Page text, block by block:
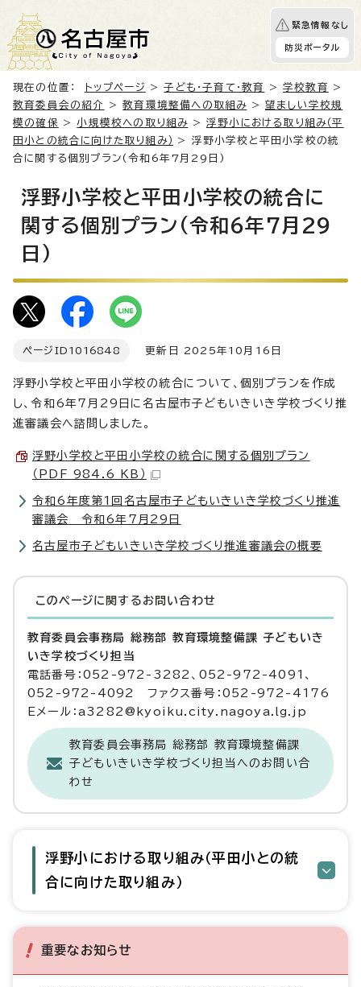
緊急情報なし
防災ポータル
現在の位置： トップページ >子ども・子育て・教育 >学校教育
>
教育委員会の紹介
>教育環境整備への取組み >望ましい学校規
模の確保 >小規模校への取り組み >浮野小における取り組み（平
田小との統合に向けた取り組み）
> 浮野小学校と平田小学校の統
合に関する個別プラン(令和6年7月29日)
浮野小学校と平田小学校の統合に
関する個別プラン(令和6年7月29
日)
ページID 1016848 更新日 2025年10月16日
浮野小学校と平田小学校の統合について、個別プランを作成
し、令和6年7月29日に名古屋市子どもいきいき学校づくり推
進審議会へ諮問しました。
浮野小学校と平田小学校の統合に関する個別プラン
（PDF 984.6 KB）
令和6年度第1回名古屋市子どもいきいき学校づくり推進
審議会 令和6年7月29日
名古屋市子どもいきいき学校づくり推進審議会の概要
このページに関する お問い合わせ
教育委員会事務局 総務部 教育環境整備課 子どもいき
いき学校づくり担当
電話番号：052-972-3282、052-972-4091、
052-972-4092 ファクス番号：052-972-4176
Eメール：a3282@kyoiku.city.nagoya.lg.jp
教育委員会事務局 総務部 教育環境整備課
子どもいきいき学校づくり担当へのお問い合
わせ
浮野小における取り組み（平田小との統
合に向けた取り組み）
重要なお知らせ